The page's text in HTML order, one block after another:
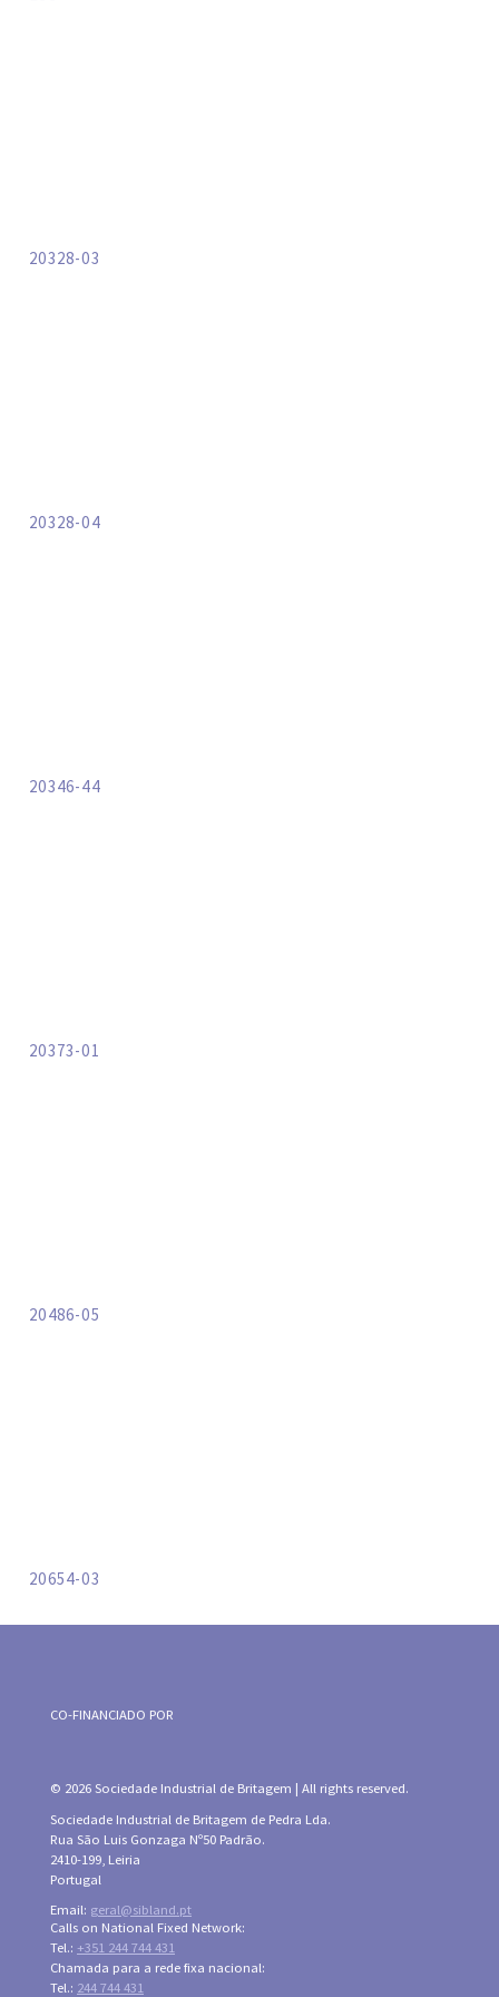
20328-03
20328-04
20346-44
20373-01
20486-05
20654-03
CO-FINANCIADO POR
© 2026 Sociedade Industrial de Britagem | All rights reserved.
Sociedade Industrial de Britagem de Pedra Lda.
Rua São Luis Gonzaga Nº50 Padrão.
2410-199, Leiria
Portugal
Email: geral@sibland.pt
Calls on National Fixed Network:
Tel.: +351 244 744 431
Chamada para a rede fixa nacional:
Tel.: 244 744 431